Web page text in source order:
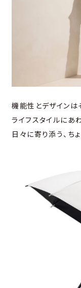
機能性とデザインは
ライフスタイルにあ
日々に寄り添う、ち